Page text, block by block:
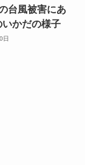
台風被害にあ
いかだの様子
日